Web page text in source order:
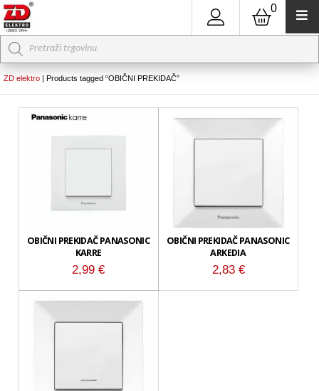
0
Products
search
ZD elektro | Products tagged “OBIČNI PREKIDAČ”
OBIČNI PREKIDAČ PANASONIC
KARRE
2,99€
OBIČNI PREKIDAČ PANASONIC
ARKEDIA
2,83 €